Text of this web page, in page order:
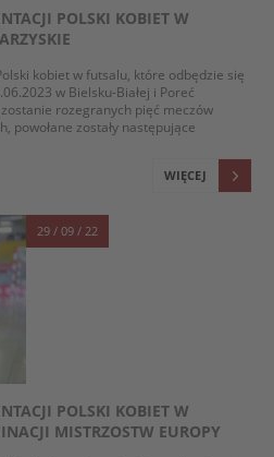
POLSKI KOBIET W
kobiet w futsalu, które odbędzie się
w Bielsku-Białej i Poreć
rozegranych pięć meczów
powołane zostały następujące
WIĘCEJ
29 / 09 / 22
POLSKI KOBIET W
MISTRZOSTW EUROPY